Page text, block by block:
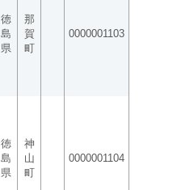
徳
島
県
那
賀
町
0000001103
徳
島
県
神
山
町
0000001104